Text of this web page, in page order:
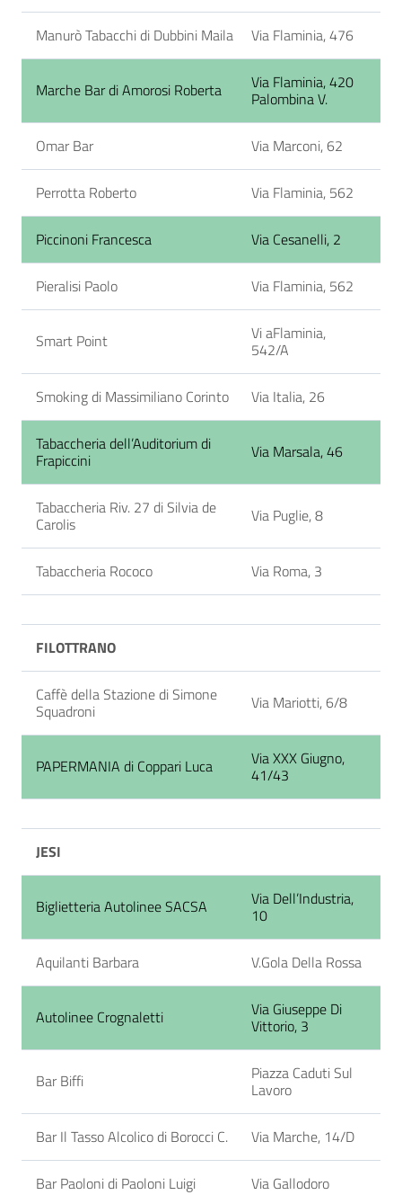
Manurò Tabacchi di Dubbini Maila Via Flaminia, 476
Marche Bar di Amorosi Roberta Via Flaminia, 420
Palombina V.
Omar Bar Via Marconi, 62
Perrotta Roberto Via Flaminia, 562
Piccinoni Francesca Via Cesanelli, 2
Pieralisi Paolo Via Flaminia, 562
Smart Point Vi aFlaminia,
542/A
Smoking di Massimiliano Corinto Via Italia, 26
Tabaccheria dell’Auditorium di
Frapiccini Via Marsala, 46
Tabaccheria Riv. 27 di Silvia de
Carolis Via Puglie, 8
Tabaccheria Rococo Via Roma, 3
FILOTTRANO
Caffè della Stazione di Simone
Squadroni Via Mariotti, 6/8
PAPERMANIA di Coppari Luca Via XXX Giugno,
41/43
JESI
Biglietteria Autolinee SACSA Via Dell’Industria,
10
Aquilanti Barbara V.Gola Della Rossa
Autolinee Crognaletti Via Giuseppe Di
Vittorio, 3
Bar Biffi Piazza Caduti Sul
Lavoro
Bar Il Tasso Alcolico di Borocci C. Via Marche, 14/D
Bar Paoloni di Paoloni Luigi Via Gallodoro